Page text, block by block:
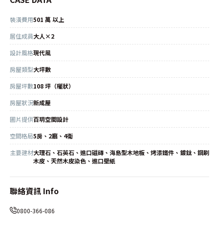
裝潢費用501 萬 以上
居住成員大人×2
設計風格現代風
房屋類型大坪數
房屋坪數108 坪（權狀）
房屋狀況新成屋
圖片提供百玥空間設計
空間格局5房、2廳、4衛
主要建材大理石、石英石、進口磁磚、海島型木地板、烤漆鐵件、鍍鈦、鋼刷
木皮、天然木皮染色、進口壁紙
聯絡資訊 Info
0800-366-086